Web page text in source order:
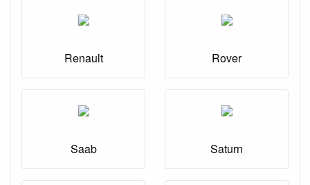
Renault Rover
Saab Saturn